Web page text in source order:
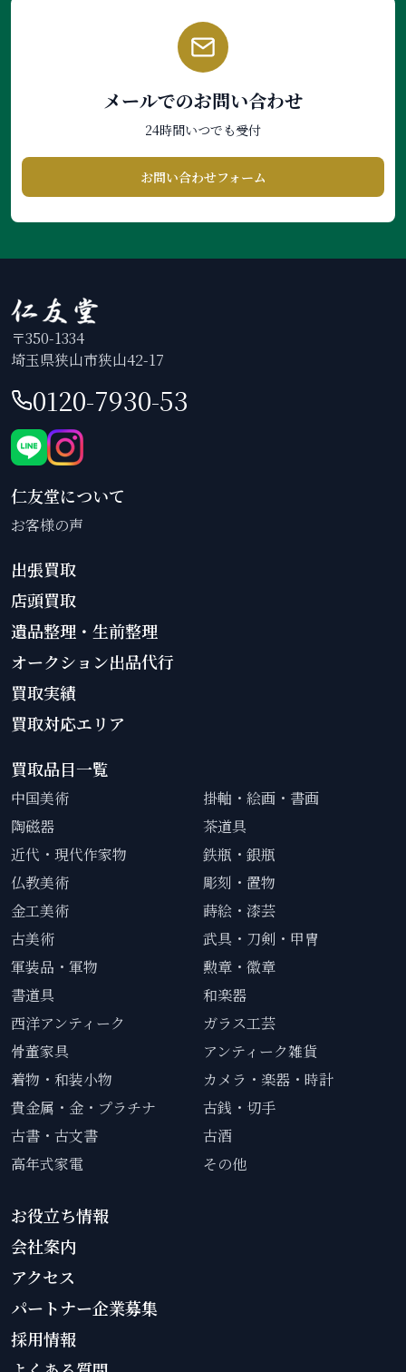
メールでのお問い合わせ
24時間いつでも受付
お問い合わせフォーム
〒350-1334
埼玉県狭山市狭山42-17
0120-7930-53
仁友堂について
お客様の声
出張買取
店頭買取
遺品整理・生前整理
オークション出品代行
買取実績
買取対応エリア
買取品目一覧
中国美術
掛軸・絵画・書画
陶磁器
茶道具
近代・現代作家物
鉄瓶・銀瓶
仏教美術
彫刻・置物
金工美術
蒔絵・漆芸
古美術
武具・刀剣・甲冑
軍装品・軍物
勲章・徽章
書道具
和楽器
西洋アンティーク
ガラス工芸
骨董家具
アンティーク雑貨
着物・和装小物
カメラ・楽器・時計
貴金属・金・プラチナ
古銭・切手
古書・古文書
古酒
高年式家電
その他
お役立ち情報
会社案内
アクセス
パートナー企業募集
採用情報